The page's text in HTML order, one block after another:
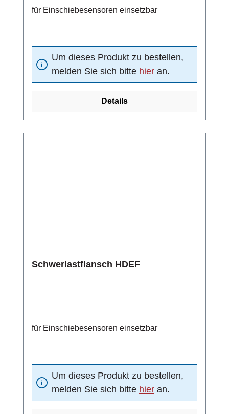
für Einschiebesensoren einsetzbar
Um dieses Produkt zu bestellen,
melden Sie sich bitte hier an.
Details
Schwerlastflansch HDEF
für Einschiebesensoren einsetzbar
Um dieses Produkt zu bestellen,
melden Sie sich bitte hier an.